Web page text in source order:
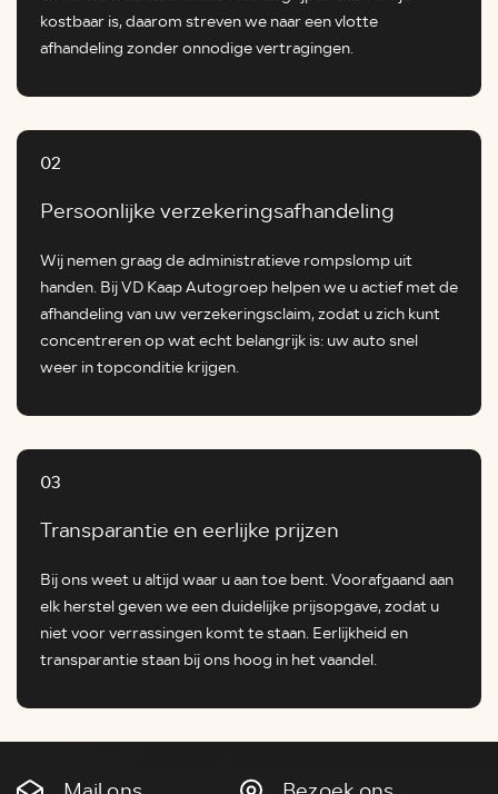
kostbaar is, daarom streven we naar een vlotte
afhandeling zonder onnodige vertragingen.
02
Persoonlijke verzekeringsafhandeling
Wij nemen graag de administratieve rompslomp uit
handen. Bij VD Kaap Autogroep helpen we u actief met de
afhandeling van uw verzekeringsclaim, zodat u zich kunt
concentreren op wat echt belangrijk is: uw auto snel
weer in topconditie krijgen.
03
Transparantie en eerlijke prijzen
Bij ons weet u altijd waar u aan toe bent. Voorafgaand aan
elk herstel geven we een duidelijke prijsopgave, zodat u
niet voor verrassingen komt te staan. Eerlijkheid en
transparantie staan bij ons hoog in het vaandel.